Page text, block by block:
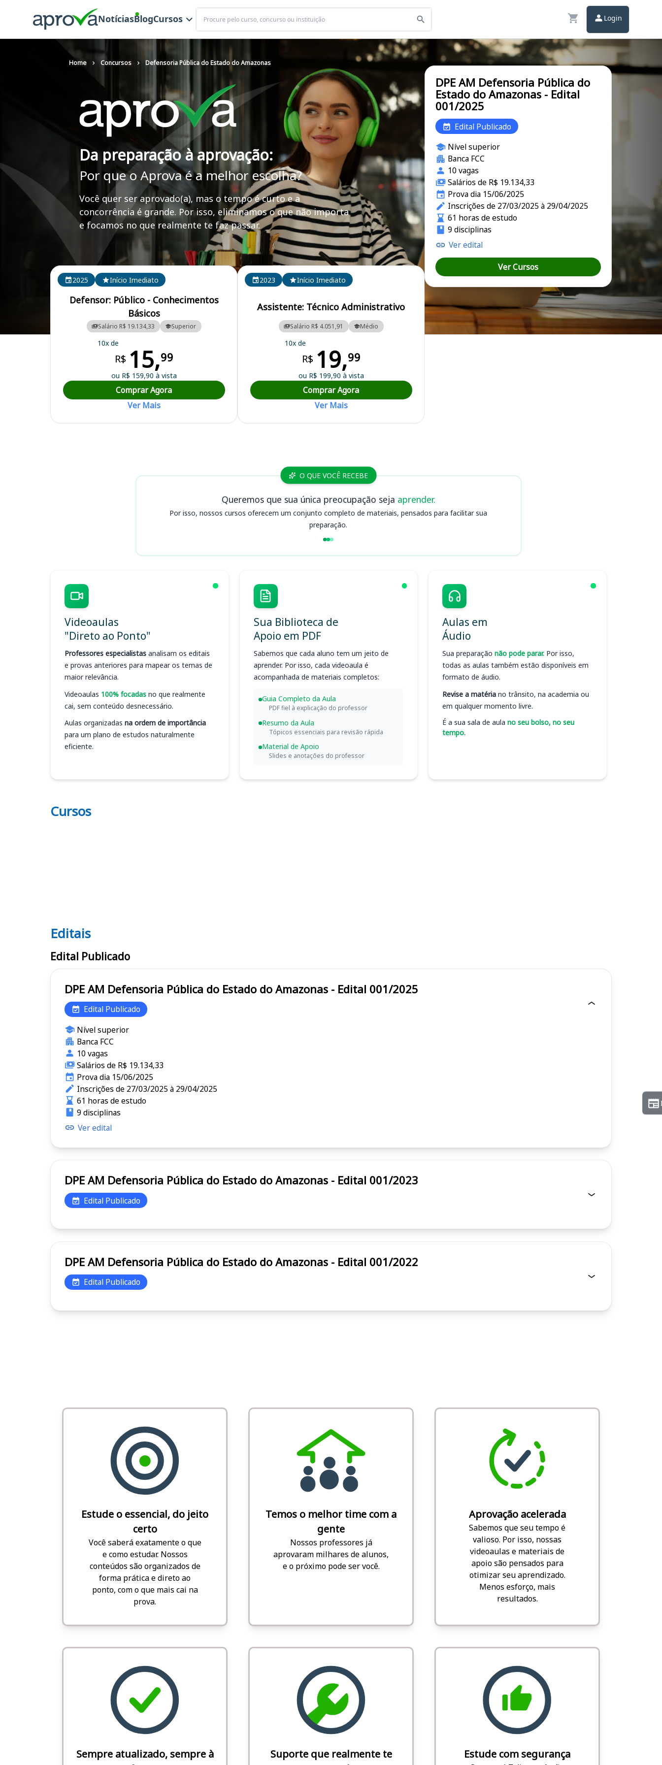
NotíciasBlogCursos
Buscar
Login
Home Concursos Defensoria Pública do Estado do Amazonas
Da preparação à aprovação:
Por que o Aprova é a melhor escolha?
Você quer ser aprovado(a), mas o tempo é curto e a
concorrência é grande. Por isso, eliminamos o que não importa
e focamos no que realmente te faz passar.
Curso Preparatório para o Concurso DPE AM - Defensoria Pública do Estado do Amazonas
Cursos em destaque para passar no concurso DPE AM
2025
Início Imediato
Defensor: Público - Conhecimentos
Básicos
Salário R$ 19.134,33 Superior
10x de
R$ 15,99
ou R$ 159,90 à vista
Comprar Agora
Ver Mais
2023 Início Imediato
Assistente: Técnico Administrativo
Salário R$ 4.051,91 Médio
10x de
R$ 19,99
ou R$ 199,90 à vista
Comprar Agora
Ver Mais
DPE AM Defensoria Pública do
Estado do Amazonas - Edital
001/2025
Edital Publicado
Nível superior
Banca FCC
10 vagas
Salários de R$ 19.134,33
Prova dia 15/06/2025
Inscrições de 27/03/2025 à 29/04/2025
61 horas de estudo
9 disciplinas
Ver edital
Ver Cursos
Cursos DPE AM O QUE VOCÊ RECEBE
Queremos que sua única preocupação seja aprender.
Por isso, nossos cursos oferecem um conjunto completo de materiais, pensados para facilitar sua
preparação.
Videoaulas
"Direto ao Ponto"
Professores especialistas analisam os editais
e provas anteriores para mapear os temas de
maior relevância.
Videoaulas 100% focadas no que realmente
cai, sem conteúdo desnecessário.
Aulas organizadas na ordem de importância
para um plano de estudos naturalmente
eficiente.
Sua Biblioteca de
Apoio em PDF
Sabemos que cada aluno tem um jeito de
aprender. Por isso, cada videoaula é
acompanhada de materiais completos:
Guia Completo da Aula
PDF fiel à explicação do professor
Resumo da Aula
Tópicos essenciais para revisão rápida
Material de Apoio
Slides e anotações do professor
Aulas em
Áudio
Sua preparação não pode parar. Por isso,
todas as aulas também estão disponíveis em
formato de áudio.
Revise a matéria no trânsito, na academia ou
em qualquer momento livre.
É a sua sala de aula no seu bolso, no seu
tempo.
Cursos
Editais DPE AM
Editais
Edital Publicado
DPE AM Defensoria Pública do Estado do Amazonas - Edital 001/2025
Edital Publicado
Nível superior
Banca FCC
10 vagas
Salários de R$ 19.134,33
Prova dia 15/06/2025
Inscrições de 27/03/2025 à 29/04/2025
61 horas de estudo
9 disciplinas
Ver edital
DPE AM Defensoria Pública do Estado do Amazonas - Edital 001/2023
Edital Publicado
DPE AM Defensoria Pública do Estado do Amazonas - Edital 001/2022
Edital Publicado
Estude o essencial, do jeito
certo
Você saberá exatamente o que
e como estudar. Nossos
conteúdos são organizados de
forma prática e direto ao
ponto, com o que mais cai na
prova.
Temos o melhor time com a
gente
Nossos professores já
aprovaram milhares de alunos,
e o próximo pode ser você.
Aprovação acelerada
Sabemos que seu tempo é
valioso. Por isso, nossas
videoaulas e materiais de
apoio são pensados para
otimizar seu aprendizado.
Menos esforço, mais
resultados.
Sempre atualizado, sempre à
Suporte que realmente te
Estude com segurança